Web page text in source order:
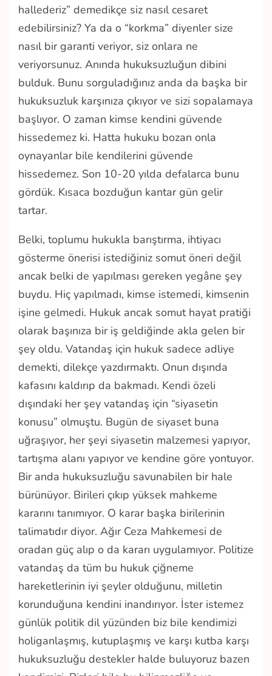
hallederiz” demedikçe siz nasıl cesaret
edebilirsiniz? Ya da o “korkma” diyenler size
nasıl bir garanti veriyor, siz onlara ne
veriyorsunuz. Anında hukuksuzluğun dibini
bulduk. Bunu sorguladığınız anda da başka bir
hukuksuzluk karşınıza çıkıyor ve sizi sopalamaya
başlıyor. O zaman kimse kendini güvende
hissedemez ki. Hatta hukuku bozan onla
oynayanlar bile kendilerini güvende
hissedemez. Son 10-20 yılda defalarca bunu
gördük. Kısaca bozduğun kantar gün gelir
tartar.
Belki, toplumu hukukla barıştırma, ihtiyacı
gösterme önerisi istediğiniz somut öneri değil
ancak belki de yapılması gereken yegâne şey
buydu. Hiç yapılmadı, kimse istemedi, kimsenin
işine gelmedi. Hukuk ancak somut hayat pratiği
olarak başınıza bir iş geldiğinde akla gelen bir
şey oldu. Vatandaş için hukuk sadece adliye
demekti, dilekçe yazdırmaktı. Onun dışında
kafasını kaldırıp da bakmadı. Kendi özeli
dışındaki her şey vatandaş için “siyasetin
konusu” olmuştu. Bugün de siyaset buna
uğraşıyor, her şeyi siyasetin malzemesi yapıyor,
tartışma alanı yapıyor ve kendine göre yontuyor.
Bir anda hukuksuzluğu savunabilen bir hale
bürünüyor. Birileri çıkıp yüksek mahkeme
kararını tanımıyor. O karar başka birilerinin
talimatıdır diyor. Ağır Ceza Mahkemesi de
oradan güç alıp o da kararı uygulamıyor. Politize
vatandaş da tüm bu hukuk çiğneme
hareketlerinin iyi şeyler olduğunu, milletin
korunduğuna kendini inandırıyor. İster istemez
günlük politik dil yüzünden biz bile kendimizi
holiganlaşmış, kutuplaşmış ve karşı kutba karşı
hukuksuzluğu destekler halde buluyoruz bazen